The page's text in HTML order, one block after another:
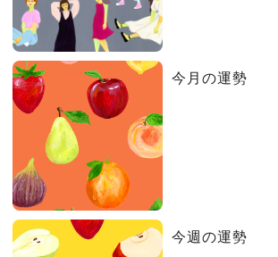
今月の運勢
今週の運勢